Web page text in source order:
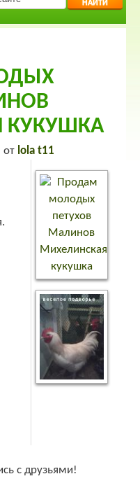
НАЙТИ
КУКУШКА
от lola t11
с друзьями!